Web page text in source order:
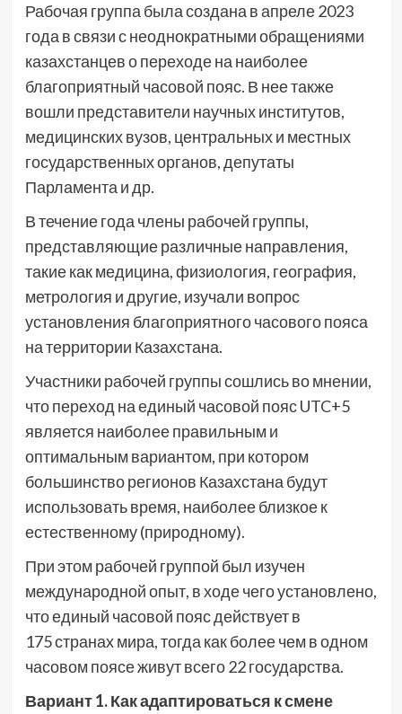
Рабочая группа была создана в апреле 2023
года в связи с неоднократными обращениями
казахстанцев о переходе на наиболее
благоприятный часовой пояс. В нее также
вошли представители научных институтов,
медицинских вузов, центральных и местных
государственных органов, депутаты
Парламента и др.
В течение года члены рабочей группы,
представляющие различные направления,
такие как медицина, физиология, география,
метрология и другие, изучали вопрос
установления благоприятного часового пояса
на территории Казахстана.
Участники рабочей группы сошлись во мнении,
что переход на единый часовой пояс UTC+5
является наиболее правильным и
оптимальным вариантом, при котором
большинство регионов Казахстана будут
использовать время, наиболее близкое к
естественному (природному).
При этом рабочей группой был изучен
международной опыт, в ходе чего установлено,
что единый часовой пояс действует в
175 странах мира, тогда как более чем в одном
часовом поясе живут всего 22 государства.
Вариант 1. Как адаптироваться к смене